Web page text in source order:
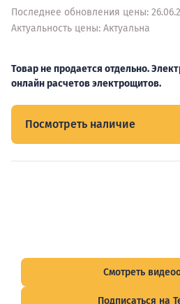
Последнее обновления цены:
Актуальность цены: Актуальна
Товар не продается отдельно.
онлайн расчетов электрощитов.
Посмотреть наличие
Смотреть
Подписаться на